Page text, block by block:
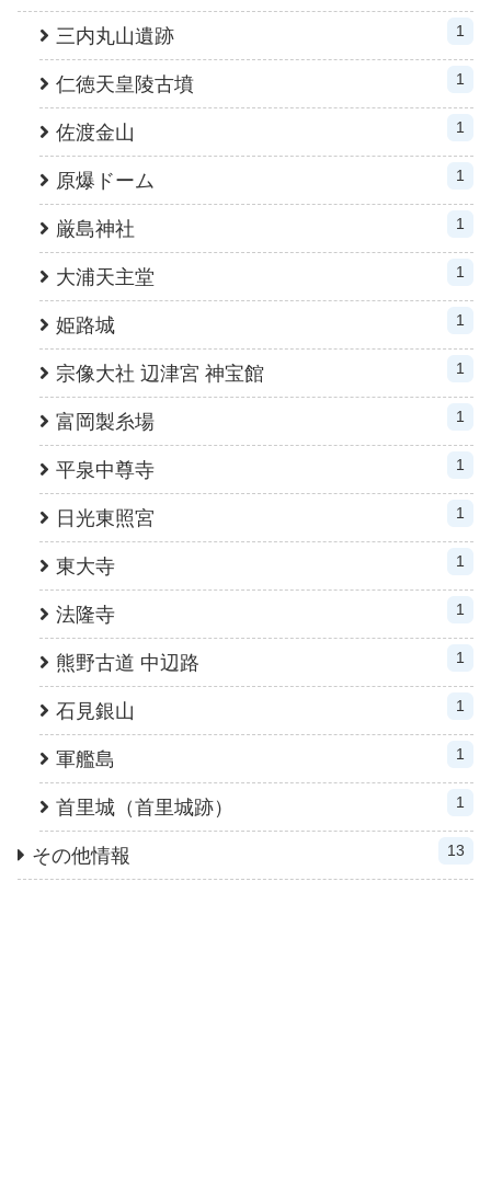
三内丸山遺跡 1
仁徳天皇陵古墳 1
佐渡金山 1
原爆ドーム 1
厳島神社 1
大浦天主堂 1
姫路城 1
宗像大社 辺津宮 神宝館 1
富岡製糸場 1
平泉中尊寺 1
日光東照宮 1
東大寺 1
法隆寺 1
熊野古道 中辺路 1
石見銀山 1
軍艦島 1
首里城（首里城跡） 1
その他情報 13